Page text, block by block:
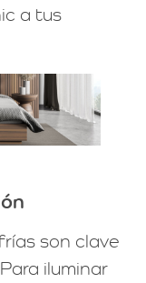
a tus
son clave
iluminar